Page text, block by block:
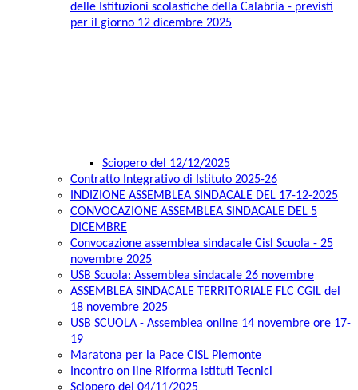
delle Istituzioni scolastiche della Calabria - previsti
per il giorno 12 dicembre 2025
Sciopero del 12/12/2025
Contratto Integrativo di Istituto 2025-26
INDIZIONE ASSEMBLEA SINDACALE DEL 17-12-2025
CONVOCAZIONE ASSEMBLEA SINDACALE DEL 5
DICEMBRE
Convocazione assemblea sindacale Cisl Scuola - 25
novembre 2025
USB Scuola: Assemblea sindacale 26 novembre
ASSEMBLEA SINDACALE TERRITORIALE FLC CGIL del
18 novembre 2025
USB SCUOLA - Assemblea online 14 novembre ore 17-
19
Maratona per la Pace CISL Piemonte
Incontro on line Riforma Istituti Tecnici